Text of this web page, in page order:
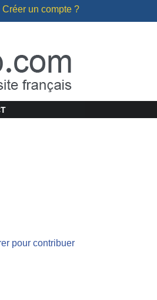
Créer un compte ?
pour contribuer